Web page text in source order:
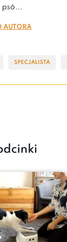
psó...
autora
SPECJALISTA